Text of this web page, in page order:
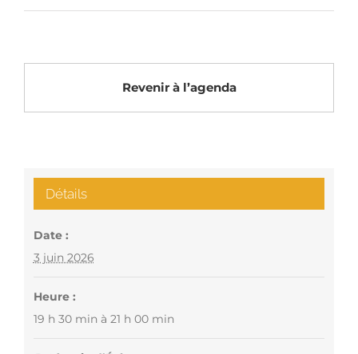
Revenir à l’agenda
Détails
Date :
3 juin 2026
Heure :
19 h 30 min à 21 h 00 min